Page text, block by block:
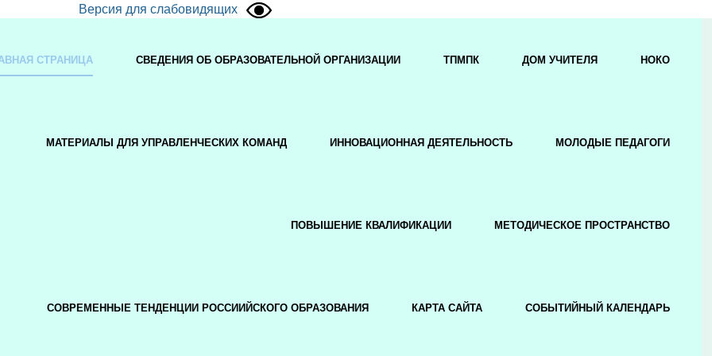
Версия для слабовидящих
СТРАНИЦА СВЕДЕНИЯ ОБ ОБРАЗОВАТЕЛЬНОЙ ОРГАНИЗАЦИИ ТПМПК ДОМ УЧИТЕЛЯ НОКО
МАТЕРИАЛЫ ДЛЯ УПРАВЛЕНЧЕСКИХ КОМАНД ИННОВАЦИОННАЯ ДЕЯТЕЛЬНОСТЬ МОЛОДЫЕ ПЕДАГОГИ
ПОВЫШЕНИЕ КВАЛИФИКАЦИИ МЕТОДИЧЕСКОЕ ПРОСТРАНСТВО
СОВРЕМЕННЫЕ ТЕНДЕНЦИИ РОССИИЙСКОГО ОБРАЗОВАНИЯ КАРТА САЙТА СОБЫТИЙНЫЙ КАЛЕНДАРЬ